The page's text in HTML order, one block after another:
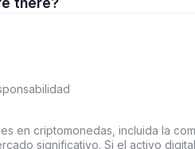
en criptomonedas, incluida la
significativo. Si el activo